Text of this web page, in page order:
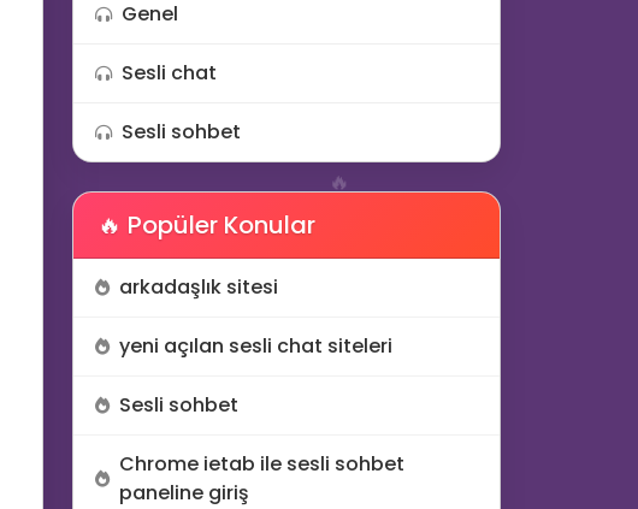
🔥
Genel
Sesli chat
Sesli sohbet
🔥 Popüler Konular
arkadaşlık sitesi
yeni açılan sesli chat siteleri
Sesli sohbet
Chrome ietab ile sesli sohbet
paneline giriş